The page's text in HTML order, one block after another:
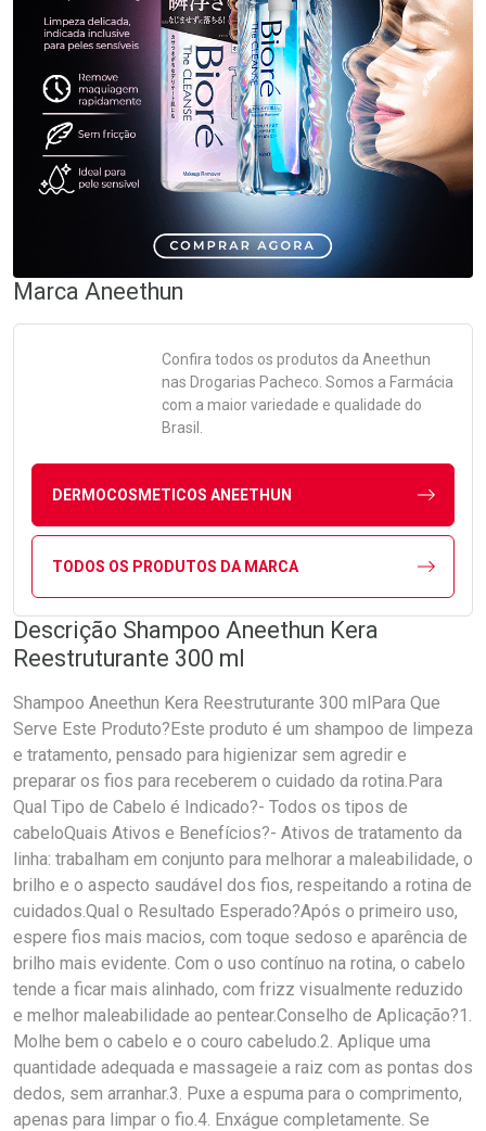
Marca Aneethun
Confira todos os produtos da Aneethun
nas Drogarias Pacheco. Somos a Farmácia
com a maior variedade e qualidade do
Brasil.
DERMOCOSMETICOS ANEETHUN
TODOS OS PRODUTOS DA MARCA
Descrição Shampoo Aneethun Kera
Reestruturante 300 ml
Shampoo Aneethun Kera Reestruturante 300 mlPara Que
Serve Este Produto?Este produto é um shampoo de limpeza
e tratamento, pensado para higienizar sem agredir e
preparar os fios para receberem o cuidado da rotina.Para
Qual Tipo de Cabelo é Indicado?- Todos os tipos de
cabeloQuais Ativos e Benefícios?- Ativos de tratamento da
linha: trabalham em conjunto para melhorar a maleabilidade, o
brilho e o aspecto saudável dos fios, respeitando a rotina de
cuidados.Qual o Resultado Esperado?Após o primeiro uso,
espere fios mais macios, com toque sedoso e aparência de
brilho mais evidente. Com o uso contínuo na rotina, o cabelo
tende a ficar mais alinhado, com frizz visualmente reduzido
e melhor maleabilidade ao pentear.Conselho de Aplicação?1.
Molhe bem o cabelo e o couro cabeludo.2. Aplique uma
quantidade adequada e massageie a raiz com as pontas dos
dedos, sem arranhar.3. Puxe a espuma para o comprimento,
apenas para limpar o fio.4. Enxágue completamente. Se